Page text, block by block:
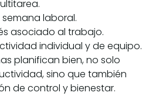
laboral.
asociado al trabajo.
individual y de equipo.
planifican bien, no solo
sino que también
de control y bienestar.